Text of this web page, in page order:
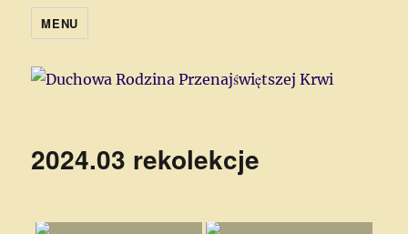
MENU
2024.03 rekolekcje